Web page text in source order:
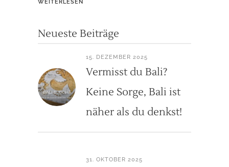
WEITERLESEN
Neueste Beiträge
15. DEZEMBER 2025
Vermisst du Bali?
Keine Sorge, Bali ist
näher als du denkst!
31. OKTOBER 2025